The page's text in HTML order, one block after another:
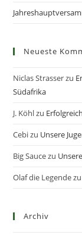
Neueste
Niclas Strasserzu
Südafrika
J. Köhlzu
Cebizu Unsere
Big Saucezu
Olaf die Legendezu
Archiv